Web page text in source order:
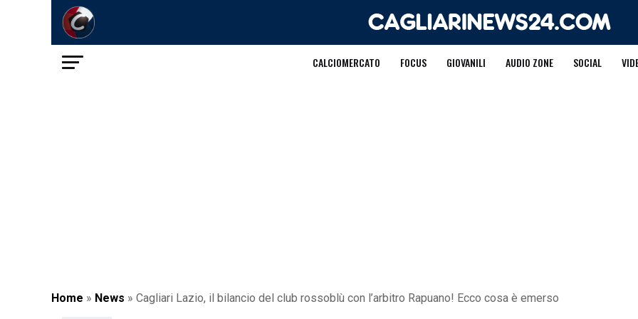
CALCIOMERCATO FOCUS GIOVANILI AUDIO ZONE SOCIAL
Home » News » Cagliari Lazio, il bilancio del club rossoblù con l’arbitro Rapuano! Ecco cosa è emerso